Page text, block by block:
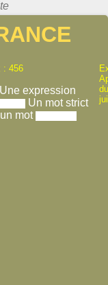
: 456
Une expression
Un mot strict
mot